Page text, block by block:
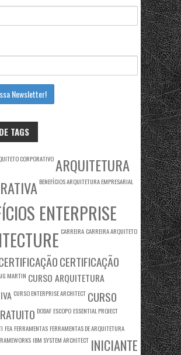
TAGS
CORPORATIVOARQUITETURA
BENEFÍCIOS ARQUITETURA EMPRESARIAL
ENTERPRISE
CARREIRA CARREIRA ARQUITETO
CERTIFICAÇÃO
MARTIN CURSO ARQUITETURA
CURSO ENTERPRISE ARCHITECT CURSO
DODAF ESCOPO ESSENTIAL PROJECT
FEA FERRAMENTAS FERRAMENTAS DE ARQUITETURA
IBM SYSTEM ARCHITECT INICIANTE